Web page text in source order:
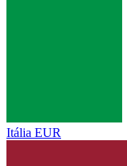
Itália EUR